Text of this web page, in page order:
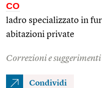
CO
ladro specializzato in
abitazioni private
Correzioni e suggerimenti
Condividi